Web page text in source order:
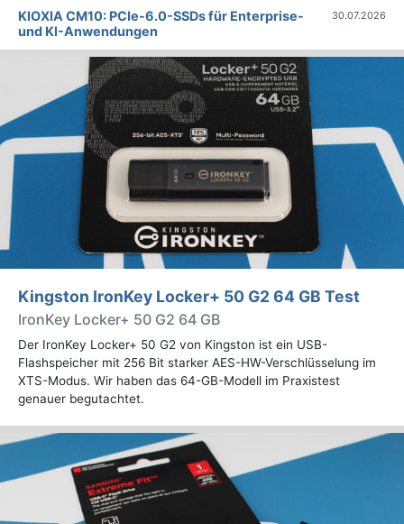
KIOXIA CM10: PCIe-6.0-SSDs für Enterprise-
und KI-Anwendungen
30.07.2026
Kingston IronKey Locker+ 50 G2 64 GB Test
IronKey Locker+ 50 G2 64 GB
Der IronKey Locker+ 50 G2 von Kingston ist ein USB-
Flashspeicher mit 256 Bit starker AES-HW-Verschlüsselung im
XTS-Modus. Wir haben das 64-GB-Modell im Praxistest
genauer begutachtet.